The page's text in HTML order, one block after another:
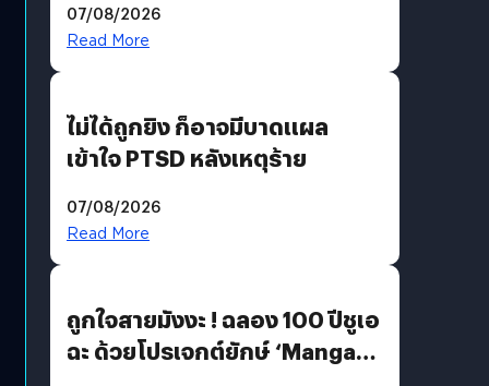
07/08/2026
Read More
ไม่ได้ถูกยิง ก็อาจมีบาดแผล
เข้าใจ PTSD หลังเหตุร้าย
07/08/2026
Read More
ถูกใจสายมังงะ ! ฉลอง 100 ปีชูเอ
ฉะ ด้วยโปรเจกต์ยักษ์ ‘Manga